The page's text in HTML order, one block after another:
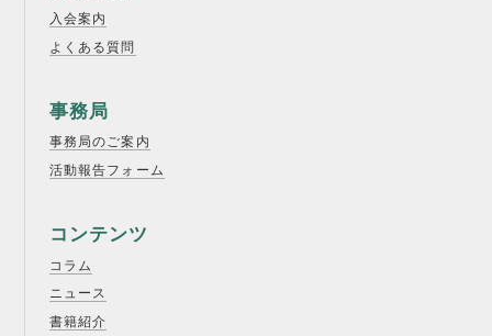
入会案内
よくある質問
事務局
事務局のご案内
活動報告フォーム
コンテンツ
コラム
ニュース
書籍紹介